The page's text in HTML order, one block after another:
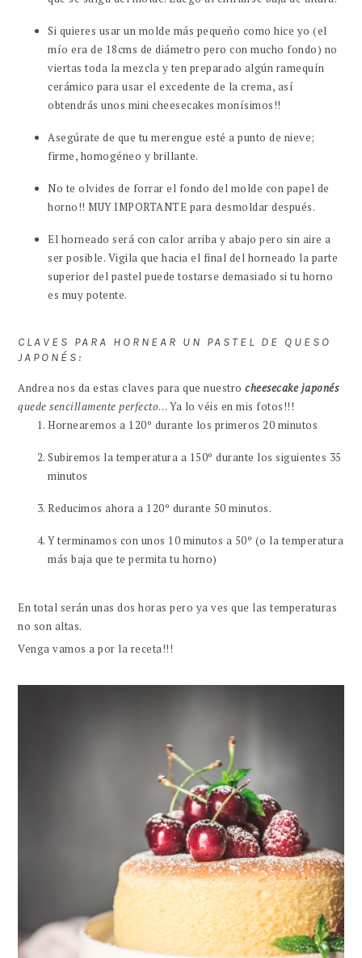
Si quieres usar un molde más pequeño como hice yo (el
mío era de 18cms de diámetro pero con mucho fondo) no
viertas toda la mezcla y ten preparado algún ramequín
cerámico para usar el excedente de la crema, así
obtendrás unos mini cheesecakes monísimos!!
Asegúrate de que tu merengue esté a punto de nieve;
firme, homogéneo y brillante.
No te olvides de forrar el fondo del molde con papel de
horno!! MUY IMPORTANTE para desmoldar después.
El horneado será con calor arriba y abajo pero sin aire a
ser posible. Vigila que hacia el final del horneado la parte
superior del pastel puede tostarse demasiado si tu horno
es muy potente.
CLAVES PARA HORNEAR UN PASTEL DE QUESO
JAPONÉS:
Andrea nos da estas claves para que nuestrocheesecake japonés
quede sencillamente perfecto… Ya lo véis en mis fotos!!!
Hornearemos a 120º durante los primeros 20 minutos
Subiremos la temperatura a 150º durante los siguientes 35
minutos
Reducimos ahora a 120º durante 50 minutos.
Y terminamos con unos 10 minutos a 50º (o la temperatura
más baja que te permita tu horno)
En total serán unas dos horas pero ya ves que las temperaturas
no son altas.
Venga vamos a por la receta!!!